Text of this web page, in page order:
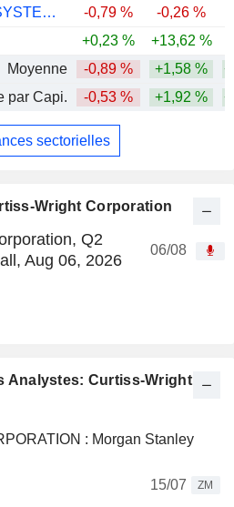
Wright Corporation
Q2
Aug 06, 2026
06/08
Analystes: Curtiss-Wright
: Morgan Stanley
15/07
ZM
AVIC AIRBORNE SYSTEMS CO., LTD. -0,79 % -0,26 %
+0,23 % +13,62 %
Moyenne
-0,89 % +1,58 %
par Capi.
-0,53 % +1,92 %
sectorielles